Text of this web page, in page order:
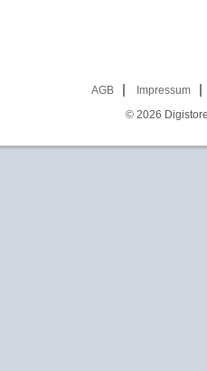
AGB
Impressum
© 2026